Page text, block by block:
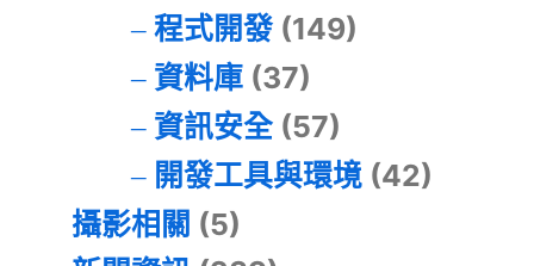
程式開發(149)
資料庫(37)
資訊安全(57)
開發工具與環境(42)
攝影相關 (5)